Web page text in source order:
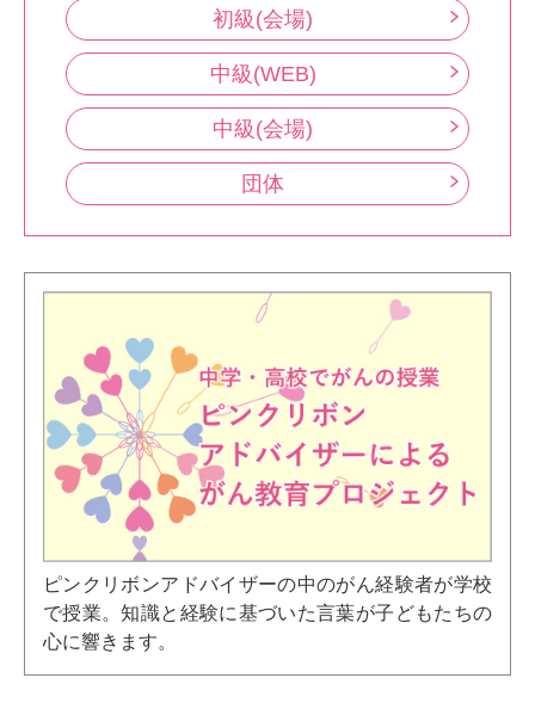
初級(会場)
中級(WEB)
中級(会場)
団体
ピンクリボンアドバイザーの中のがん経験者が学校
で授業。知識と経験に基づいた言葉が子どもたちの
心に響きます。